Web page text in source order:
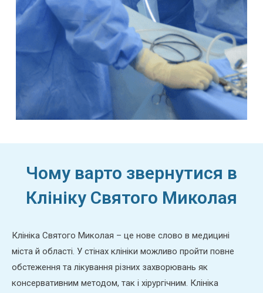
Чому варто звернутися в
Клініку Святого Миколая
Клініка Святого Миколая – це нове слово в медицині
міста й області. У стінах клініки можливо пройти повне
обстеження та лікування різних захворювань як
консервативним методом, так і хірургічним. Клініка